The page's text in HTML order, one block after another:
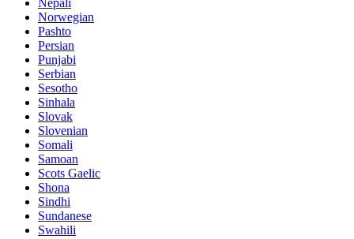
Nepali
Norwegian
Pashto
Persian
Punjabi
Serbian
Sesotho
Sinhala
Slovak
Slovenian
Somali
Samoan
Scots Gaelic
Shona
Sindhi
Sundanese
Swahili